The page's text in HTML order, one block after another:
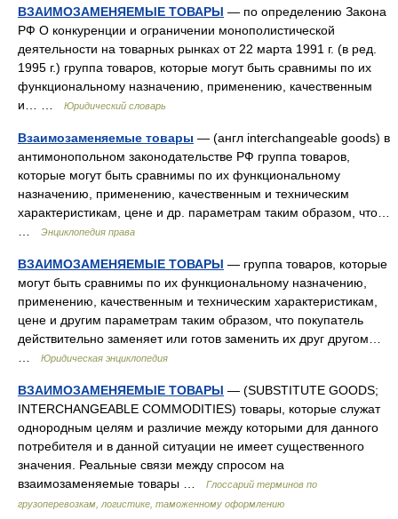
ВЗАИМОЗАМЕНЯЕМЫЕ ТОВАРЫ — по определению Закона
РФ О конкуренции и ограничении монополистической
деятельности на товарных рынках от 22 марта 1991 г. (в ред.
1995 г.) группа товаров, которые могут быть сравнимы по их
функциональному назначению, применению, качественным
и… …
Юридический словарь
Взаимозаменяемые товары — (англ interchangeable goods) в
антимонопольном законодательстве РФ группа товаров,
которые могут быть сравнимы по их функциональному
назначению, применению, качественным и техническим
характеристикам, цене и др. параметрам таким образом, что…
Энциклопедия права
ВЗАИМОЗАМЕНЯЕМЫЕ ТОВАРЫ — группа товаров, которые
могут быть сравнимы по их функциональному назначению,
применению, качественным и техническим характеристикам,
цене и другим параметрам таким образом, что покупатель
действительно заменяет или готов заменить их друг другом…
Юридическая энциклопедия
ВЗАИМОЗАМЕНЯЕМЫЕ ТОВАРЫ — (SUBSTITUTE GOODS;
INTERCHANGEABLE COMMODITIES) товары, которые служат
однородным целям и различие между которыми для данного
потребителя и в данной ситуации не имеет существенного
значения. Реальные связи между спросом на
взаимозаменяемые товары …
Глоссарий терминов по
грузоперевозкам, логистике, таможенному оформлению